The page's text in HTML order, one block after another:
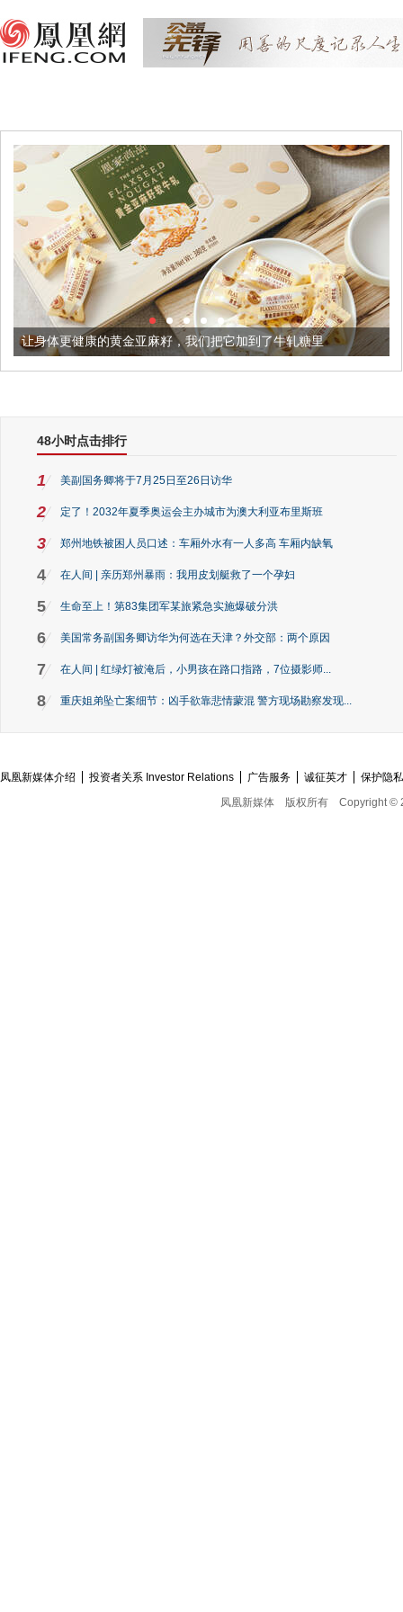
康的黄金亚麻籽，我们把它加到了牛轧糖里 被列入佛家七
48小时点击排行
1 美副国务卿将于7月25日至26日访华
2 定了！2032年夏季奥运会主办城市为澳大利亚布里斯班
3 郑州地铁被困人员口述：车厢外水有一人多高 车厢内缺氧
4 在人间 | 亲历郑州暴雨：我用皮划艇救了一个孕妇
5 生命至上！第83集团军某旅紧急实施爆破分洪
6 美国常务副国务卿访华为何选在天津？外交部：两个原因
7 在人间 | 红绿灯被淹后，小男孩在路口指路，7位摄影师...
8 重庆姐弟坠亡案细节：凶手欲靠悲情蒙混 警方现场勘察发现...
凤凰新媒体介绍 投资者关系 Investor Relations 广告服务 诚征英才
保护隐
凤凰新媒体
版权所有 Copyright ©